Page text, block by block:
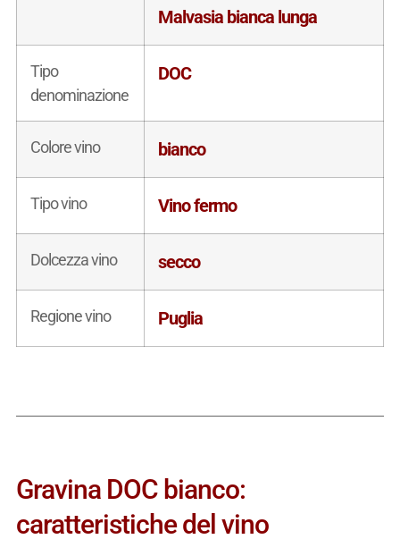
Malvasia bianca lunga
Tipo
denominazione
DOC
Colore vino bianco
Tipo vino Vino fermo
Dolcezza vino secco
Regione vino Puglia
Gravina DOC bianco:
caratteristiche del vino